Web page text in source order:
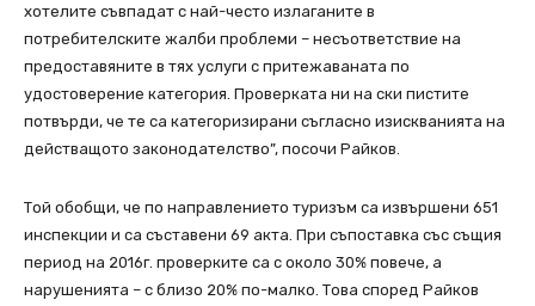
хотелите съвпадат с най-често излаганите в
потребителските жалби проблеми – несъответствие на
предоставяните в тях услуги с притежаваната по
удостоверение категория. Проверката ни на ски пистите
потвърди, че те са категоризирани съгласно изискванията на
действащото законодателство”, посочи Райков.
Той обобщи, че по направлението туризъм са извършени 651
инспекции и са съставени 69 акта. При съпоставка със същия
период на 2016г. проверките са с около 30% повече, а
нарушенията – с близо 20% по-малко. Това според Райков